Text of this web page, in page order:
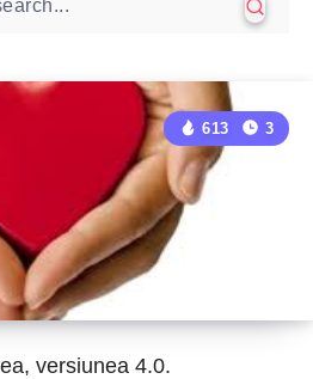
versiunea 4.0.
613 3